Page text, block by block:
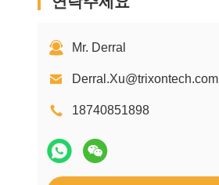
Mr. Derral
Derral.Xu@trixontech.com
18740851898